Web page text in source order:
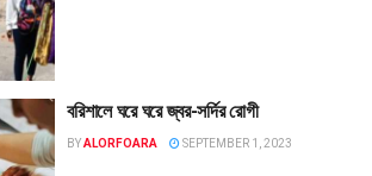
বরিশালে ঘরে ঘরে জ্বর-সর্দির রোগী
BYALORFOARA SEPTEMBER 1, 2023